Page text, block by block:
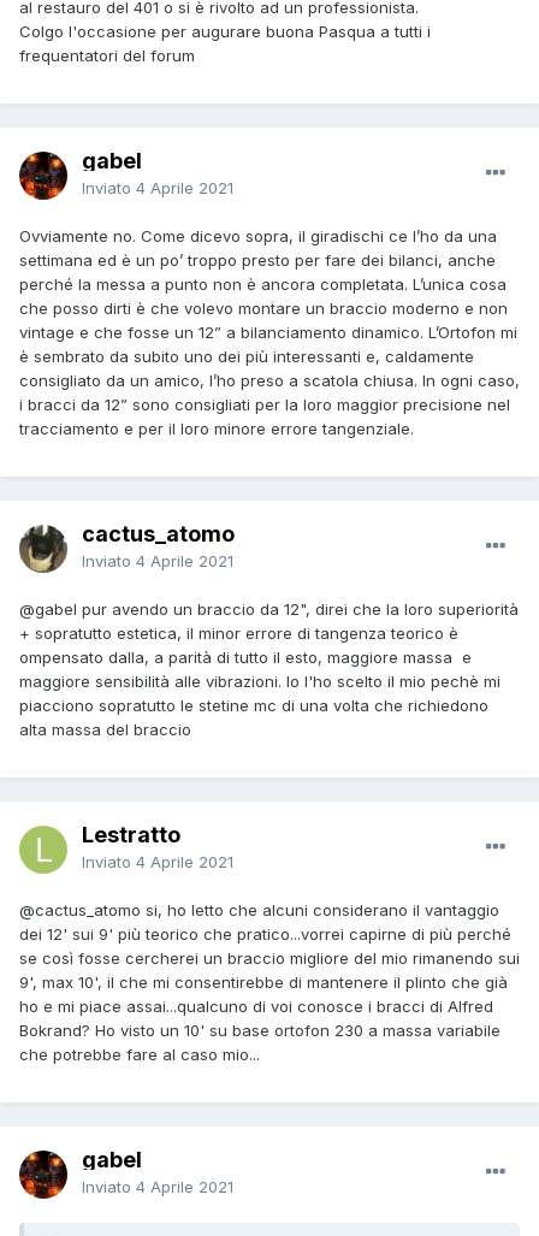
al restauro del 401 o si è rivolto ad un professionista.
Colgo l'occasione per augurare buona Pasqua a tutti i
frequentatori del forum
gabel
Inviato 4 Aprile 2021
Ovviamente no. Come dicevo sopra, il giradischi ce l’ho da una
settimana ed è un po’ troppo presto per fare dei bilanci, anche
perché la messa a punto non è ancora completata. L’unica cosa
che posso dirti è che volevo montare un braccio moderno e non
vintage e che fosse un 12” a bilanciamento dinamico. L’Ortofon mi
è sembrato da subito uno dei più interessanti e, caldamente
consigliato da un amico, l’ho preso a scatola chiusa. In ogni caso,
i bracci da 12” sono consigliati per la loro maggior precisione nel
tracciamento e per il loro minore errore tangenziale.
cactus_atomo
Inviato 4 Aprile 2021
@gabel pur avendo un braccio da 12", direi che la loro superiorità
+ sopratutto estetica, il minor errore di tangenza teorico è
ompensato dalla, a parità di tutto il esto, maggiore massa e
maggiore sensibilità alle vibrazioni. Io l'ho scelto il mio pechè mi
piacciono sopratutto le stetine mc di una volta che richiedono
alta massa del braccio
Lestratto
Inviato 4 Aprile 2021
@cactus_atomo si, ho letto che alcuni considerano il vantaggio
dei 12' sui 9' più teorico che pratico...vorrei capirne di più perché
se così fosse cercherei un braccio migliore del mio rimanendo sui
9', max 10', il che mi consentirebbe di mantenere il plinto che già
ho e mi piace assai...qualcuno di voi conosce i bracci di Alfred
Bokrand? Ho visto un 10' su base ortofon 230 a massa variabile
che potrebbe fare al caso mio...
gabel
Inviato 4 Aprile 2021